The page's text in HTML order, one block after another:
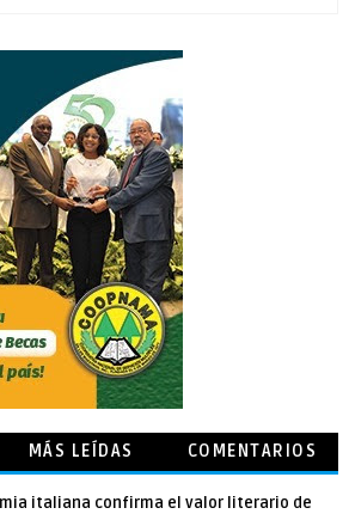
MÁS LEÍDAS COMENTARIOS
italiana confirma el valor literario de